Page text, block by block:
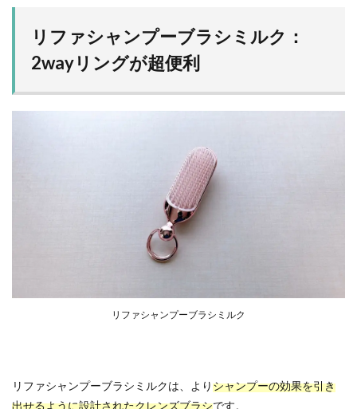
リファシャンプーブラシミルク：
2wayリングが超便利
リファシャンプーブラシミルク
リファシャンプーブラシミルクは、よりシャンプーの効果を引き
出せるように設計されたクレンズブラシです。